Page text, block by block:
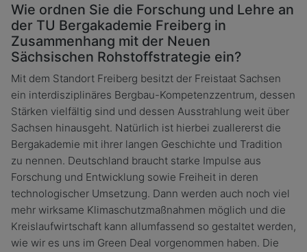
Wie ordnen Sie die Forschung und Lehre an
der TU Bergakademie Freiberg in
Zusammenhang mit der Neuen
Sächsischen Rohstoffstrategie ein?
Mit dem Standort Freiberg besitzt der Freistaat Sachsen
ein interdisziplinäres Bergbau-Kompetenzzentrum, dessen
Stärken vielfältig sind und dessen Ausstrahlung weit über
Sachsen hinausgeht. Natürlich ist hierbei zuallererst die
Bergakademie mit ihrer langen Geschichte und Tradition
zu nennen. Deutschland braucht starke Impulse aus
Forschung und Entwicklung sowie Freiheit in deren
technologischer Umsetzung. Dann werden auch noch viel
mehr wirksame Klimaschutzmaßnahmen möglich und die
Kreislaufwirtschaft kann allumfassend so gestaltet werden,
wie wir es uns im Green Deal vorgenommen haben. Die